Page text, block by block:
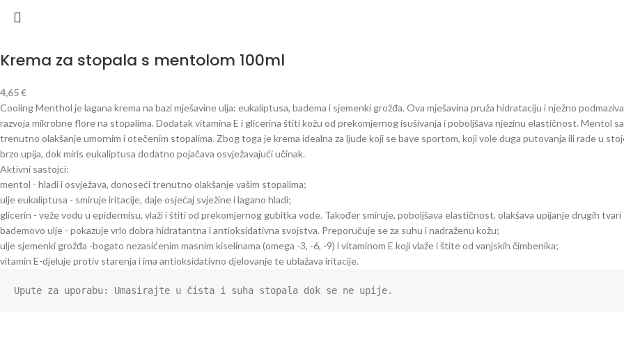
Krema za stopala s mentolom 100ml
4,65€
Cooling Menthol je lagana krema na bazi mješavine ulja: eukaliptusa, badema i sjemenki grožđa. Ova mješavina pruža hidrataciju i nježno
razvoja mikrobne flore na stopalima. Dodatak vitamina E i glicerina štiti kožu od prekomjernog isušivanja i poboljšava njezinu elastičnost. Mentol
trenutno olakšanje umornim i otečenim stopalima. Zbog toga je krema idealna za ljude koji se bave sportom, koji vole duga putovanja ili rade u
brzo upija, dok miris eukaliptusa dodatno pojačava osvježavajući učinak.
Aktivni sastojci:
mentol - hladi i osvježava, donoseći trenutno olakšanje vašim stopalima;
ulje eukaliptusa - smiruje iritacije, daje osjećaj svježine i lagano hladi;
glicerin - veže vodu u epidermisu, vlaži i štiti od prekomjernog gubitka vode. Također smiruje, poboljšava elastičnost, olakšava upijanje drugih tvari
bademovo ulje - pokazuje vrlo dobra hidratantna i antioksidativna svojstva. Preporučuje se za suhu i nadraženu kožu;
ulje sjemenki grožđa -bogato nezasićenim masnim kiselinama (omega -3, -6, -9) i vitaminom E koji vlaže i štite od vanjskih čimbenika;
vitamin E-djeluje protiv starenja i ima antioksidativno djelovanje te ublažava iritacije.
Upute za uporabu: Umasirajte u čista i suha stopala dok se ne upije.